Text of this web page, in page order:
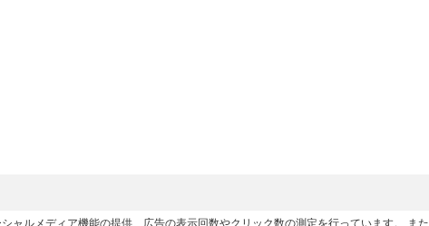
ャルメディア機能の提供、広告の表示回数やクリック数の測定を行っています。 ま